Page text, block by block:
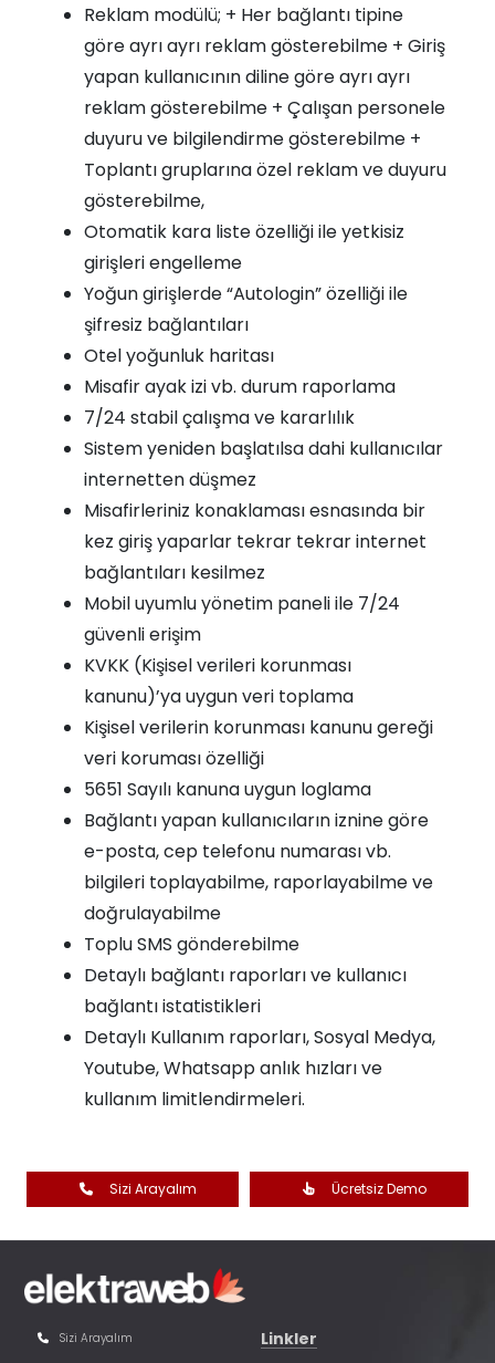
Reklam modülü; + Her bağlantı tipine
göre ayrı ayrı reklam gösterebilme + Giriş
yapan kullanıcının diline göre ayrı ayrı
reklam gösterebilme + Çalışan personele
duyuru ve bilgilendirme gösterebilme +
Toplantı gruplarına özel reklam ve duyuru
gösterebilme,
Otomatik kara liste özelliği ile yetkisiz
girişleri engelleme
Yoğun girişlerde “Autologin” özelliği ile
şifresiz bağlantıları
Otel yoğunluk haritası
Misafir ayak izi vb. durum raporlama
7/24 stabil çalışma ve kararlılık
Sistem yeniden başlatılsa dahi kullanıcılar
internetten düşmez
Misafirleriniz konaklaması esnasında bir
kez giriş yaparlar tekrar tekrar internet
bağlantıları kesilmez
Mobil uyumlu yönetim paneli ile 7/24
güvenli erişim
KVKK (Kişisel verileri korunması
kanunu)’ya uygun veri toplama
Kişisel verilerin korunması kanunu gereği
veri koruması özelliği
5651 Sayılı kanuna uygun loglama
Bağlantı yapan kullanıcıların iznine göre
e-posta, cep telefonu numarası vb.
bilgileri toplayabilme, raporlayabilme ve
doğrulayabilme
Toplu SMS gönderebilme
Detaylı bağlantı raporları ve kullanıcı
bağlantı istatistikleri
Detaylı Kullanım raporları, Sosyal Medya,
Youtube, Whatsapp anlık hızları ve
kullanım limitlendirmeleri.
Sizi Arayalım Ücretsiz Demo
Sizi Arayalım Linkler